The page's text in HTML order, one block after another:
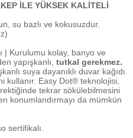
İLE YÜKSEK KALİTELİ
su bazlı ve kokusuzdur.
| Kurulumu kolay, banyo ve
yapışkanlı, tutkal gerekmez.
suya dayanıklı duvar kağıdı.
kullanır. Easy Dot® teknolojisi,
tekrar sökülebilmesini
konumlandırmayı da mümkün
sertifikalı.